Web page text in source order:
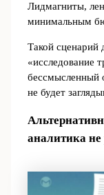
Лидмагниты,
минимальным
Такой сценарий
«исследование
бессмысленный
не будет
аналитика не